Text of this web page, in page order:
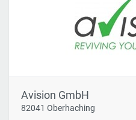
Avision GmbH
82041 Oberhaching